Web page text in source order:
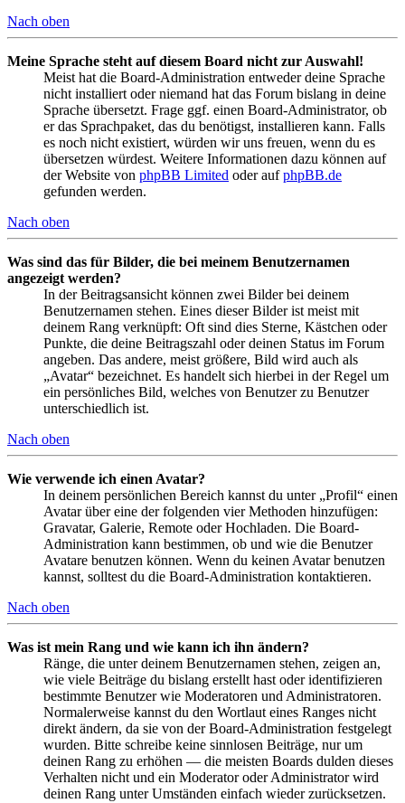
Nach oben
Meine Sprache steht auf diesem Board nicht zur Auswahl!
Meist hat die Board-Administration entweder deine Sprache
nicht installiert oder niemand hat das Forum bislang in deine
Sprache übersetzt. Frage ggf. einen Board-Administrator, ob
er das Sprachpaket, das du benötigst, installieren kann. Falls
es noch nicht existiert, würden wir uns freuen, wenn du es
übersetzen würdest. Weitere Informationen dazu können auf
der Website von phpBB Limited oder aufphpBB.de
gefunden werden.
Nach oben
Was sind das für Bilder, die bei meinem Benutzernamen
angezeigt werden?
In der Beitragsansicht können zwei Bilder bei deinem
Benutzernamen stehen. Eines dieser Bilder ist meist mit
deinem Rang verknüpft: Oft sind dies Sterne, Kästchen oder
Punkte, die deine Beitragszahl oder deinen Status im Forum
angeben. Das andere, meist größere, Bild wird auch als
„Avatar“ bezeichnet. Es handelt sich hierbei in der Regel um
ein persönliches Bild, welches von Benutzer zu Benutzer
unterschiedlich ist.
Nach oben
Wie verwende ich einen Avatar?
In deinem persönlichen Bereich kannst du unter „Profil“ einen
Avatar über eine der folgenden vier Methoden hinzufügen:
Gravatar, Galerie, Remote oder Hochladen. Die Board-
Administration kann bestimmen, ob und wie die Benutzer
Avatare benutzen können. Wenn du keinen Avatar benutzen
kannst, solltest du die Board-Administration kontaktieren.
Nach oben
Was ist mein Rang und wie kann ich ihn ändern?
Ränge, die unter deinem Benutzernamen stehen, zeigen an,
wie viele Beiträge du bislang erstellt hast oder identifizieren
bestimmte Benutzer wie Moderatoren und Administratoren.
Normalerweise kannst du den Wortlaut eines Ranges nicht
direkt ändern, da sie von der Board-Administration festgelegt
wurden. Bitte schreibe keine sinnlosen Beiträge, nur um
deinen Rang zu erhöhen — die meisten Boards dulden dieses
Verhalten nicht und ein Moderator oder Administrator wird
deinen Rang unter Umständen einfach wieder zurücksetzen.